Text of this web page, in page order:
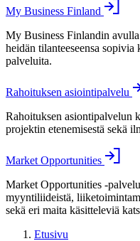
My Business Finland
My Business Finlandin
heidän tilanteeseensa
palveluita.
Rahoituksen asiointipalvelu
Rahoituksen asiontipalvelun
projektin etenemisestä sekä
Market Opportunities
Market Opportunities -
myyntiliideistä,
sekä eri maita käsitteleviä
Etusivu